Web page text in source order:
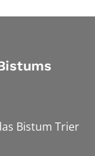
Bistum Trier